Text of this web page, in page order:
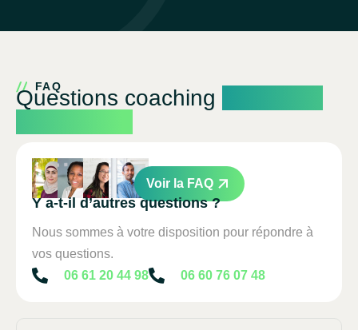
FAQ
Questions coaching
Voir la FAQ
Y a-t-il d’autres questions ?
Nous sommes à votre disposition pour répondre à
vos questions.
06 61 20 44 98
06 60 76 07 48